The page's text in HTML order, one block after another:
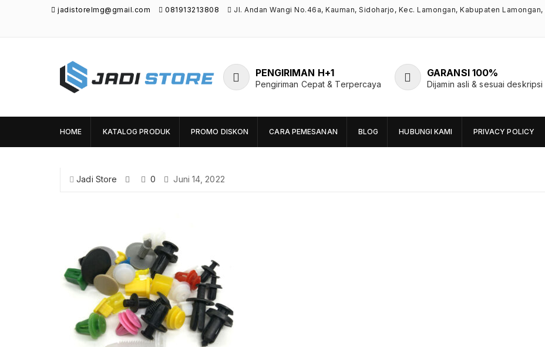
jadistorelmg@gmail.com 081913213808 Jl. Andan Wangi No.46a, Kauman, Sidoharjo, Kec. Lamongan, Kabupaten
Jadi Store
Unik di Lamongan
PENGIRIMAN H+1
Pengiriman Cepat & Terpercaya
GARANSI 100%
Dijamin asli & sesuai deskripsi
HOME KATALOG PRODUK PROMO DISKON CARA PEMESANAN BLOG HUBUNGI KAMI PRIVACY POLICY
Jadi Store 0 Juni 14, 2022